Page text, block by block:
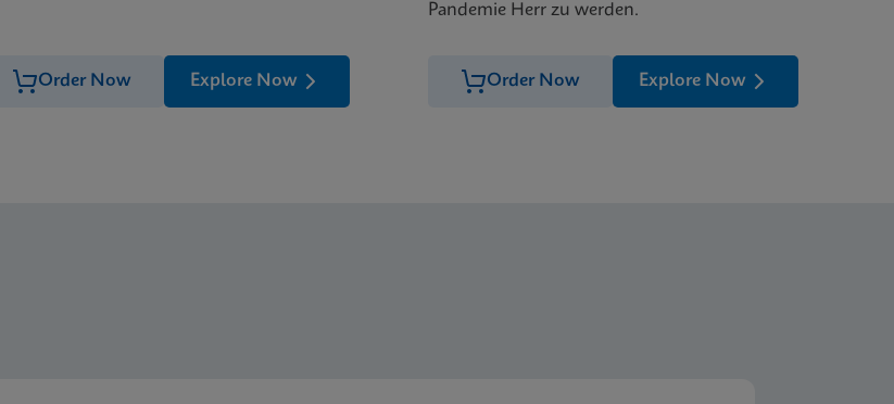
Order Now Explore Now
Pandemie Herr zu werden.
Order Now Explore Now